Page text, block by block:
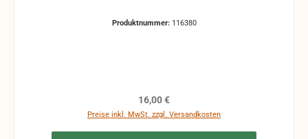
Produktnummer: 116380
Regulärer Preis:
16,00 €
Preise inkl. MwSt. zzgl. Versandkosten